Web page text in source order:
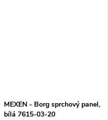
MEXEN - Borg sprchový panel,
bílá 7615-03-20